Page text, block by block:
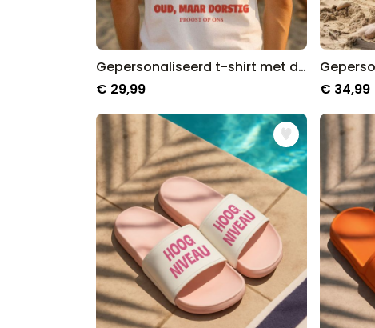
Gepersonaliseerd t-shirt met drinks en tekst
€ 29,99
€ 34,99